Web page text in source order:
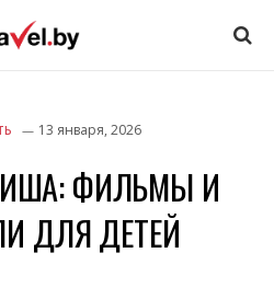
13 января, 2026
ФИЛЬМЫ И
ДЛЯ ДЕТЕЙ